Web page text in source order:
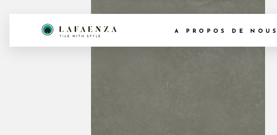
A PROPOS DE NOUS